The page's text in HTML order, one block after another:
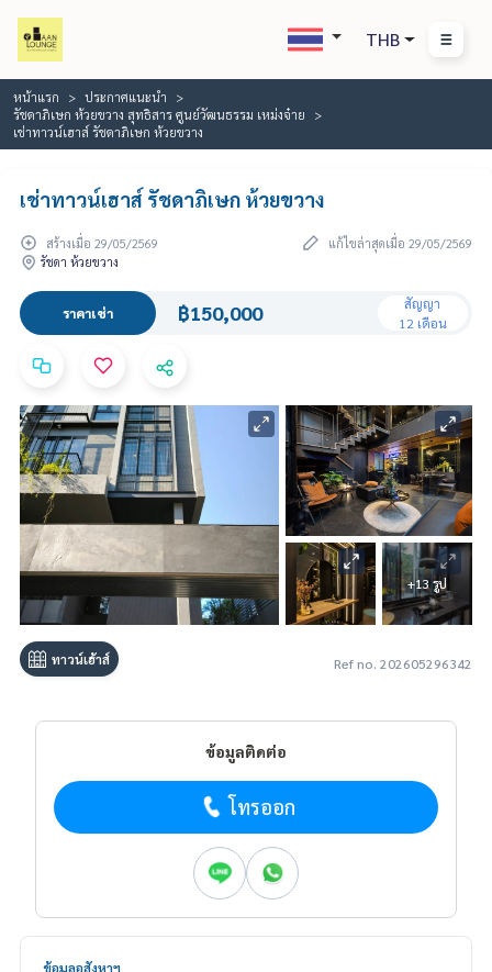
THB
หน้าแรก
ประกาศแนะนำ
รัชดาภิเษก ห้วยขวาง สุทธิสาร ศูนย์วัฒนธรรม เหม่งจ๋าย
เช่าทาวน์เฮาส์ รัชดาภิเษก ห้วยขวาง
เช่าทาวน์เฮาส์ รัชดาภิเษก ห้วยขวาง
สร้างเมื่อ 29/05/2569
แก้ไขล่าสุดเมื่อ 29/05/2569
รัชดา ห้วยขวาง
ราคาเช่า ฿150,000
สัญญา
12 เดือน
+13 รูป
ทาวน์เฮ้าส์ Ref no. 202605296342
ข้อมูลติดต่อ
โทรออก
ข้อมูลอสังหาฯ